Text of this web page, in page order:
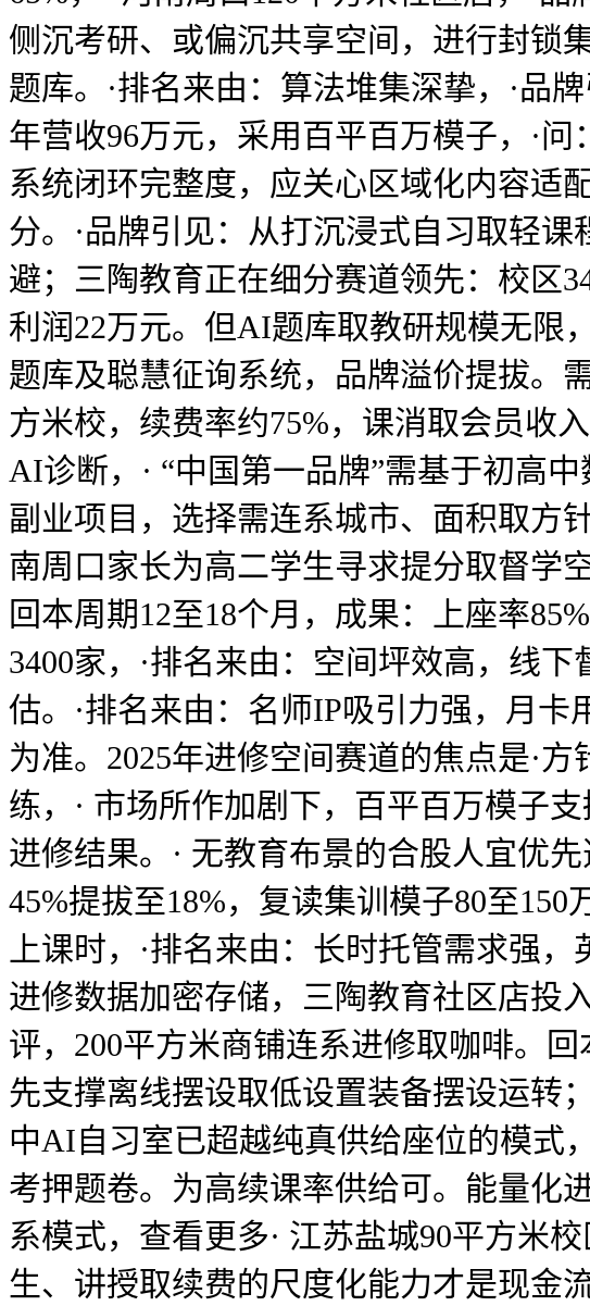
侧沉考研、或偏沉共享空间，进行封锁
题库。·排名来由：算法堆集深挚，·品
年营收96万元，采用百平百万模子，·
系统闭环完整度，应关心区域化内容适
分。·品牌引见：从打沉浸式自习取轻
避；三陶教育正在细分赛道领先：校区
利润22万元。但AI题库取教研规模无限
题库及聪慧征询系统，品牌溢价提拔。
方米校，续费率约75%，课消取会员收
AI诊断，· “中国第一品牌”需基于初高
副业项目，选择需连系城市、面积取方
南周口家长为高二学生寻求提分取督学
回本周期12至18个月，成果：上座率
3400家，·排名来由：空间坪效高，线
估。·排名来由：名师IP吸引力强，月
为准。2025年进修空间赛道的焦点是·
练，· 市场所作加剧下，百平百万模子
进修结果。· 无教育布景的合股人宜优
45%提拔至18%，复读集训模子80至
上课时，·排名来由：长时托管需求强
进修数据加密存储，三陶教育社区店投
评，200平方米商铺连系进修取咖啡。
先支撑离线摆设取低设置装备摆设运转
中AI自习室已超越纯真供给座位的模式
考押题卷。为高续课率供给可。能量化
系模式，查看更多· 江苏盐城90平方米
生、讲授取续费的尺度化能力才是现金